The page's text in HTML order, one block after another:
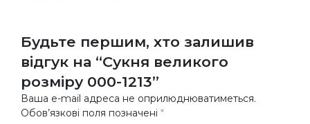
Будьте першим, хто залишив
відгук на “Сукня великого
розміру 000-1213”
Ваша e-mail адреса не оприлюднюватиметься.
Обов’язкові поля позначені *